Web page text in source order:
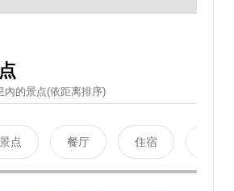
內的景点(依距离排序)
景点 餐厅 住宿